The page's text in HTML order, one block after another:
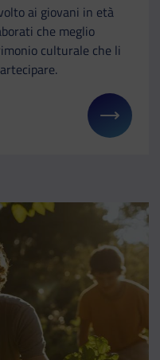
ai giovani in età
che meglio
culturale che li
maggiori dettagli su: I